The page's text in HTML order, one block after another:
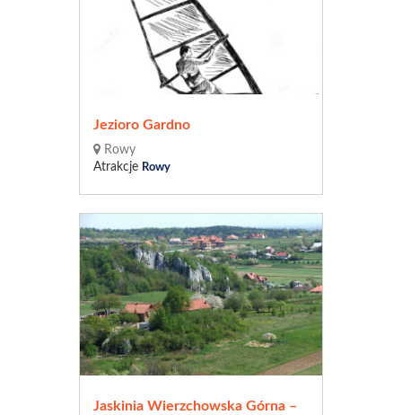
Jezioro Gardno
Rowy
Atrakcje Rowy
Jaskinia Wierzchowska Górna –